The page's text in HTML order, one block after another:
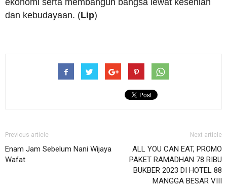
ekonomi serta membangun bangsa lewat kesenian
dan kebudayaan. (Lip)
Previous article
Enam Jam Sebelum Nani Wijaya
Wafat
Next article
ALL YOU CAN EAT, PROMO
PAKET RAMADHAN 78 RIBU
BUKBER 2023 DI HOTEL 88
MANGGA BESAR VIII